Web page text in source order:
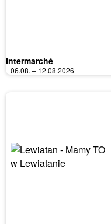
Intermarché
06.08. – 12.08.2026